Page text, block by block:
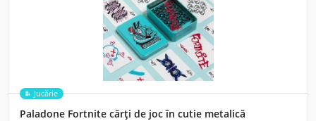
Jucărie
Paladone Fortnite cărți de joc în cutie metalică